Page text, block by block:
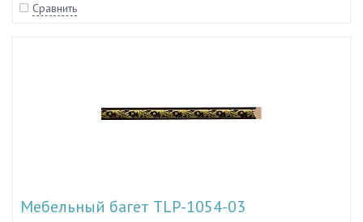
Сравнить
Мебельный багет TLP-1054-03